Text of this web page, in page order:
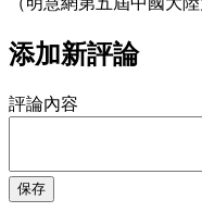
添加新評論
評論內容
保存